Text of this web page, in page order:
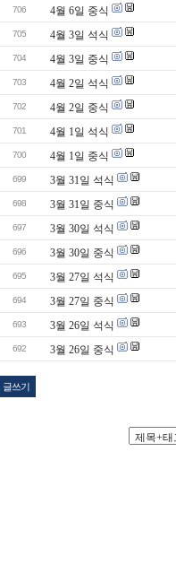
706 4월 6일 중식
705 4월 3일 석식
704 4월 3일 중식
703 4월 2일 석식
702 4월 2일 중식
701 4월 1일 석식
700 4월 1일 중식
699 3월 31일 석식
698 3월 31일 중식
697 3월 30일 석식
696 3월 30일 중식
695 3월 27일 석식
694 3월 27일 중식
693 3월 26일 석식
692 3월 26일 중식
글쓰기